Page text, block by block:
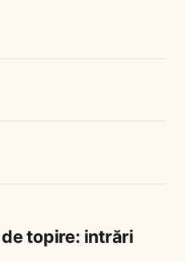
topire: intrări